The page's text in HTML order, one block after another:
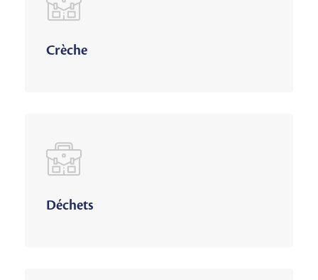
Crèche
Déchets